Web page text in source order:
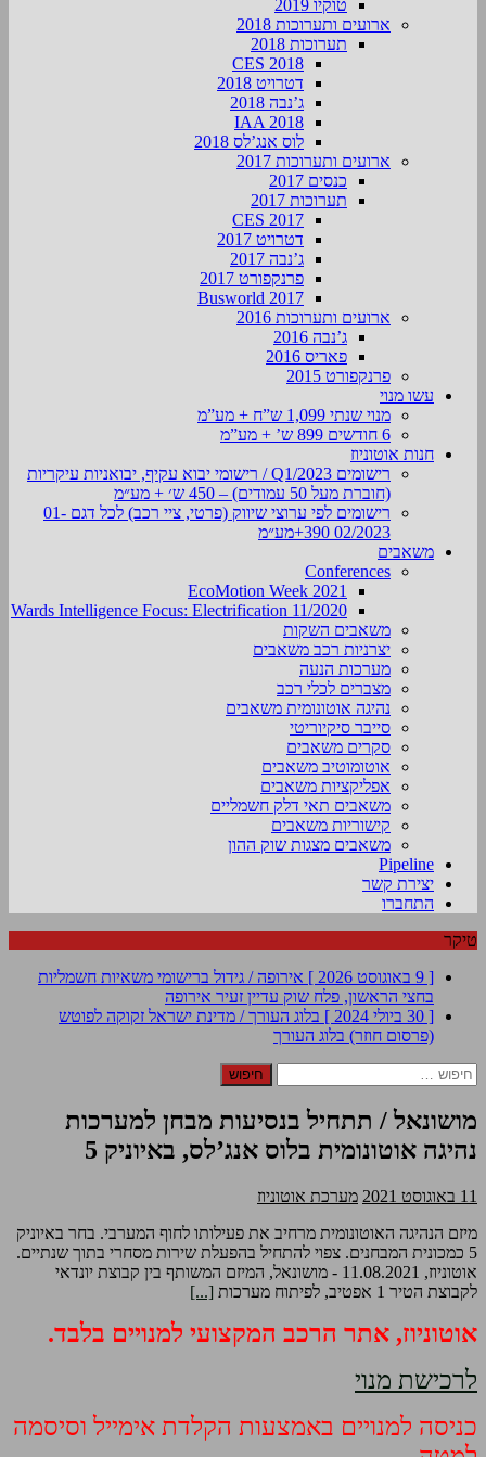
טוקיו 2019
ארועים ותערוכות 2018
תערוכות 2018
CES 2018
דטרויט 2018
ג’נבה 2018
IAA 2018
לוס אנג’לס 2018
ארועים ותערוכות 2017
כנסים 2017
תערוכות 2017
CES 2017
דטרויט 2017
ג’נבה 2017
פרנקפורט 2017
Busworld 2017
ארועים ותערוכות 2016
ג’נבה 2016
פאריס 2016
פרנקפורט 2015
עשו מנוי
מנוי שנתי 1,099 ש”ח + מע”מ
6 חודשים 899 ש’ + מע”מ
חנות אוטוניוז
רישומים Q1/2023 / רישומי יבוא עקיף, יבואניות עיקריות
(חוברת מעל 50 עמודים) – 450 ש׳ + מע״מ
רישומים לפי ערוצי שיווק (פרטי, ציי רכב) לכל דגם 01-
02/2023 390+מע״מ
משאבים
Conferences
EcoMotion Week 2021
Wards Intelligence Focus: Electrification 11/2020
משאבים השקות
יצרניות רכב משאבים
מערכות הנעה
מצברים לכלי רכב
נהיגה אוטונומית משאבים
סייבר סיקיוריטי
סקרים משאבים
אוטומוטיב משאבים
אפליקציות משאבים
משאבים תאי דלק חשמליים
קישוריות משאבים
משאבים מצגות שוק ההון
Pipeline
יצירת קשר
התחברו
טיקר
[ 9 באוגוסט 2026 ]
אירופה / גידול ברישומי משאיות חשמליות
בחצי הראשון, פלח שוק עדיין זעיר אירופה
[ 30 ביולי 2024 ]
בלוג העורך / מדינת ישראל זקוקה לפוטש
(פרסום חוזר) בלוג העורך
חיפוש:
מושונאל / תתחיל בנסיעות מבחן למערכות
נהיגה אוטונומית בלוס אנג’לס, באיוניק 5
11 באוגוסט 2021
מערכת אוטוניוז
מיזם הנהיגה האוטונומית מרחיב את פעילותו לחוף המערבי. בחר באיוניק
5 כמכונית המבחנים. צפוי להתחיל בהפעלת שירות מסחרי בתוך שנתיים.
אוטוניוז, 11.08.2021 - מושונאל, המיזם המשותף בין קבוצת יונדאי
לקבוצת הטיר 1 אפטיב, לפיתוח מערכות
[...]
אוטוניוז, אתר הרכב המקצועי למנויים בלבד.
לרכישת מנוי
כניסה למנויים באמצעות הקלדת אימייל וסיסמה